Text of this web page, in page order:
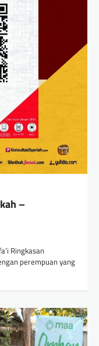
–
Ringkasan
perempuan yang